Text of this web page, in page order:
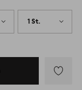
1 St.